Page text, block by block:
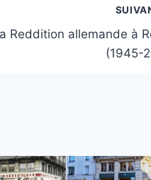
Reddition allemande à
(1945-